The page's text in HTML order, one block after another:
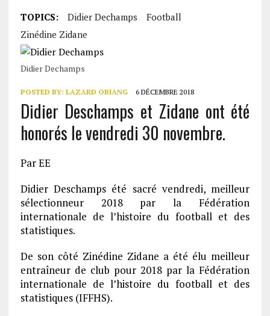
TOPICS: Didier Dechamps
Football
Zinédine Zidane
Didier Dechamps
POSTED BY: LAZARD OBIANG 6 DÉCEMBRE 2018
Didier Deschamps et Zidane ont été
honorés le vendredi 30 novembre.
Par EE
Didier Deschamps été sacré vendredi, meilleur
sélectionneur 2018 par la Fédération
internationale de l’histoire du football et des
statistiques.
De son côté Zinédine Zidane a été élu meilleur
entraîneur de club pour 2018 par la Fédération
internationale de l’histoire du football et des
statistiques (IFFHS).